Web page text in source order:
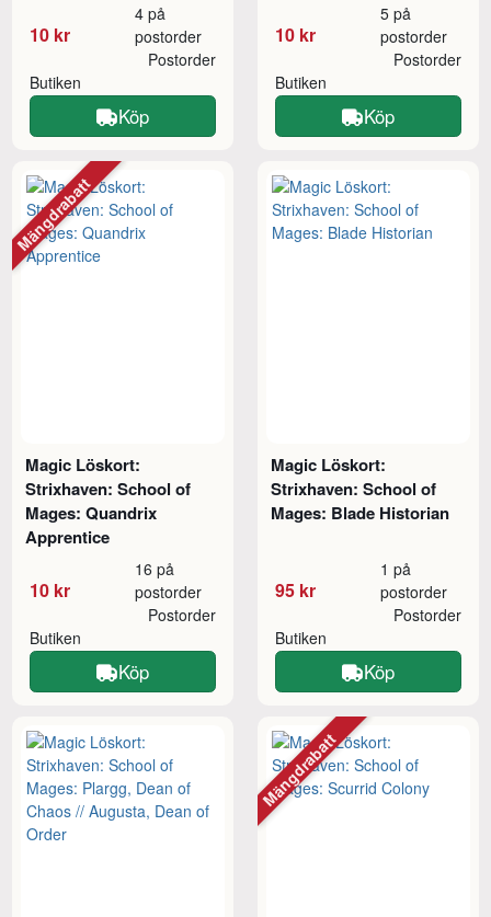
10 kr
4 på
postorder
Butiken
Postorder
Köp
10 kr
5 på
postorder
Butiken
Postorder
Köp
Magic Löskort:
Strixhaven: School of
Mages: Quandrix
Apprentice
10 kr
16 på
postorder
Butiken
Postorder
Köp
Mängdrabatt
Magic Löskort:
Strixhaven: School of
Mages: Blade Historian
95 kr
1 på
postorder
Butiken
Postorder
Köp
Mängdrabatt